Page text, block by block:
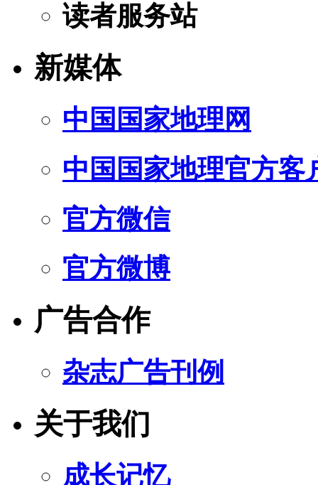
读者服务站
新媒体
中国国家地理网
中国国家地理官方客
官方微信
官方微博
广告合作
杂志广告刊例
关于我们
成长记忆